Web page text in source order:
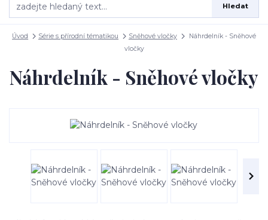
Hledat
Úvod Série s přírodní tématikou Sněhové vločky
Náhrdelník - Sněhové
vločky
Náhrdelník - Sněhové vločky